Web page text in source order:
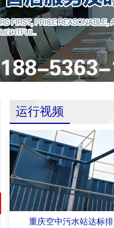
运行视频
重庆空中污水站达标